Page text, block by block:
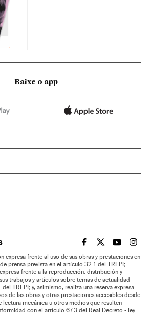
Baixe o app
EL PAÍS BRASIL EN
EL PAÍSEL PAÍS
EL
expresa frente al uso de sus obras y prestaciones en
prensa prevista en el artículo 32.1 del TRLPI;
frente a la reproducción, distribución y
trabajos y artículos sobre temas de actualidad
TRLPI; y, asimismo, realiza una reserva expresa
de las obras y otras prestaciones accesibles desde
lectura mecánica u otros medios que resulten
con el artículo 67.3 del Real Decreto - ley